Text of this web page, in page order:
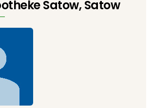
Satow, Satow